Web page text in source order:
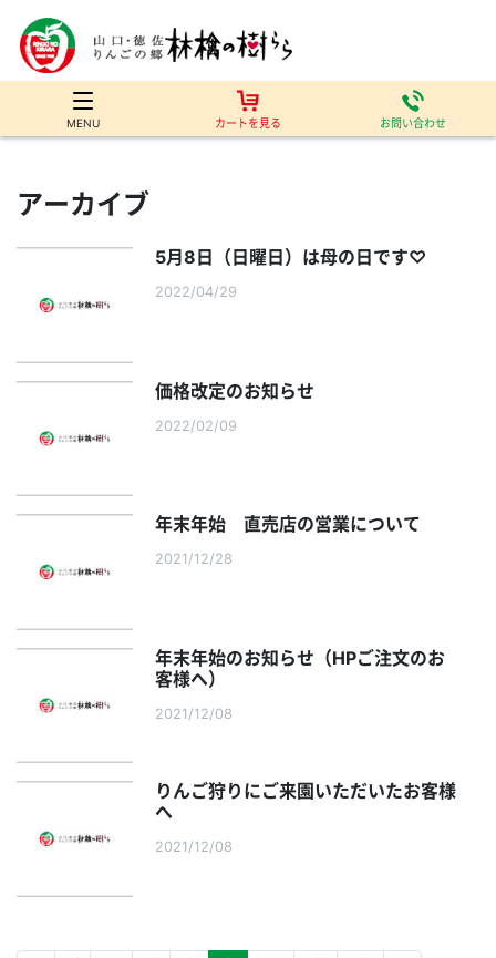
MENU カートを見る お問い合わせ
アーカイブ
5月8日（日曜日）は母の日です♡
2022/04/29
価格改定のお知らせ
2022/02/09
年末年始 直売店の営業について
2021/12/28
年末年始のお知らせ（HPご注文のお
客様へ）
2021/12/08
りんご狩りにご来園いただいたお客様
へ
2021/12/08